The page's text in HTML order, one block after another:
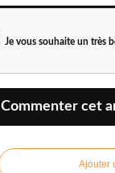
Commenter cet
Ajouter